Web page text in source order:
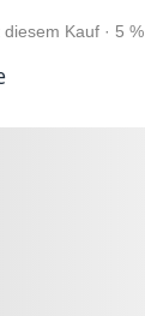
diesem Kauf · 5 %